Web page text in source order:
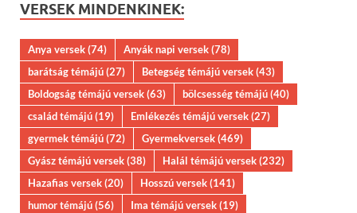
VERSEK MINDENKINEK:
Anya versek(74) Anyák napi versek(78)
barátság témájú(27) Betegség témájú versek(43)
Boldogság témájú versek(63) bölcsesség témájú(40)
család témájú(19) Emlékezés témájú versek(27)
gyermek témájú(72) Gyermekversek(469)
Gyász témájú versek(38) Halál témájú versek(232)
Hazafias versek(20) Hosszú versek(141)
humor témájú(56) Ima témájú versek(19)